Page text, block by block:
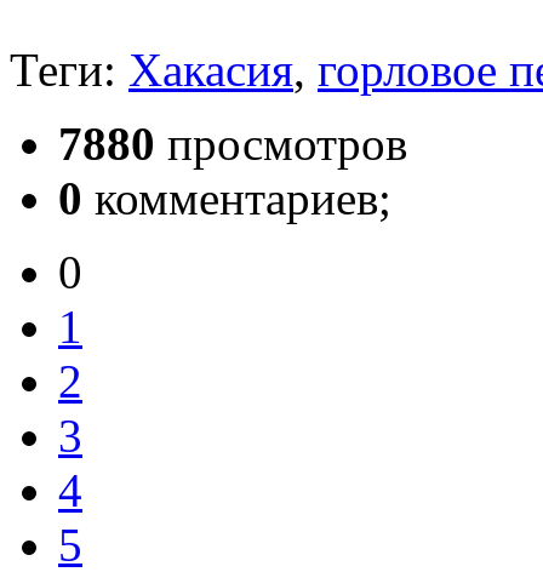
Теги: Хакасия, горловое
7880 просмотров
0 комментариев;
0
1
2
3
4
5